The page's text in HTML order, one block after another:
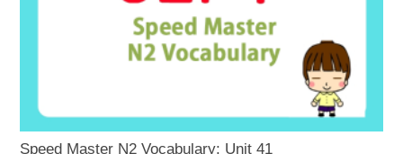
Speed Master N2 Vocabulary: Unit 41